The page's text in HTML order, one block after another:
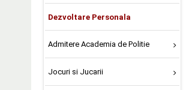
Dezvoltare Personala
Admitere Academia de Politie
Jocuri si Jucarii